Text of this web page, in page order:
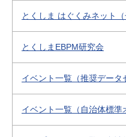
とくしま はぐくみネット（
とくしまEBPM研究会
イベント一覧（推奨データ
イベント一覧（自治体標準